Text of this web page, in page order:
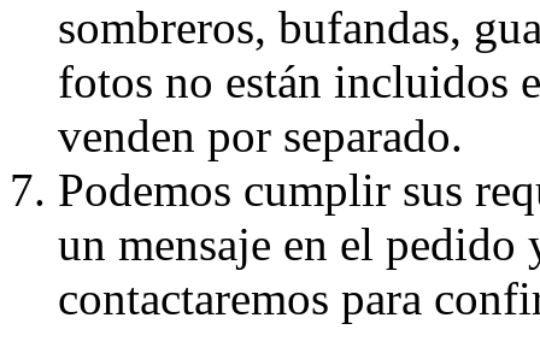
sombreros, bufandas,
fotos no están incluidos
venden por separado.
Podemos cumplir sus
un mensaje en el pedido
contactaremos para